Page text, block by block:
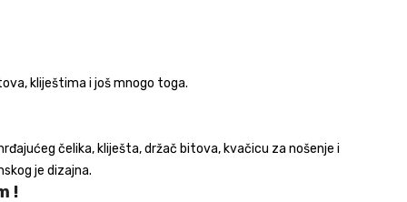
kliještima i još mnogo toga.
čelika, kliješta, držač bitova, kvačicu za nošenje i
je dizajna.
!